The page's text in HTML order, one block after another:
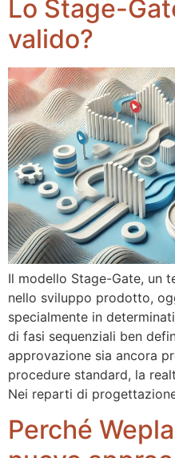
Lo Stage-
valido?
Il modello Stage-Gate, un
nello sviluppo prodotto,
specialmente in
di fasi sequenziali ben
approvazione sia ancora
procedure standard, la
Nei reparti di
Perché